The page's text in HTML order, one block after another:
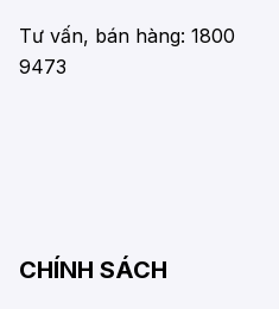
Tư vấn, bán hàng: 1800
9473
CHÍNH SÁCH